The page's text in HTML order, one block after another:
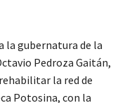
la gubernatura de la
Pedroza Gaitán,
la red de
Potosina, con la